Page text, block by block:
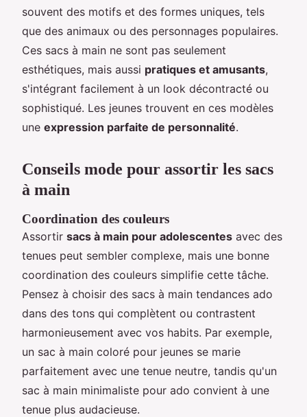
souvent des motifs et des formes uniques, tels
que des animaux ou des personnages populaires.
Ces sacs à main ne sont pas seulement
esthétiques, mais aussi pratiques et amusants,
s'intégrant facilement à un look décontracté ou
sophistiqué. Les jeunes trouvent en ces modèles
une expression parfaite de personnalité.
Conseils mode pour assortir les sacs
à main
Coordination des couleurs
Assortir sacs à main pour adolescentes avec des
tenues peut sembler complexe, mais une bonne
coordination des couleurs simplifie cette tâche.
Pensez à choisir des sacs à main tendances ado
dans des tons qui complètent ou contrastent
harmonieusement avec vos habits. Par exemple,
un sac à main coloré pour jeunes se marie
parfaitement avec une tenue neutre, tandis qu'un
sac à main minimaliste pour ado convient à une
tenue plus audacieuse.